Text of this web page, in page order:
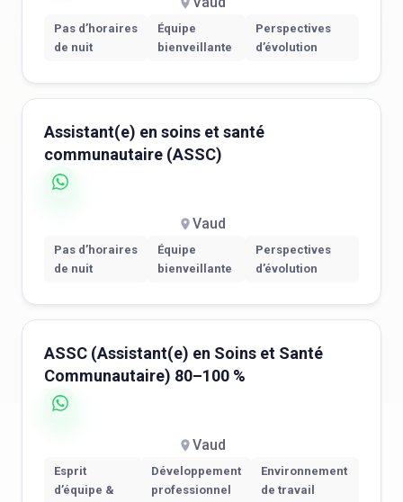
Pas d’horaires
de nuit
Équipe
bienveillante
Perspectives
d’évolution
Assistant(e) en soins et santé
communautaire (ASSC)
Vaud
Pas d’horaires
de nuit
Équipe
bienveillante
Perspectives
d’évolution
ASSC (Assistant(e) en Soins et Santé
Communautaire) 80–100 %
Vaud
Esprit
d’équipe &
Développement
professionnel
Environnement
de travail